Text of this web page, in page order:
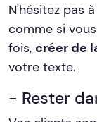
N'hésitez pas
comme si
fois, créer de
votre texte.
- Rester